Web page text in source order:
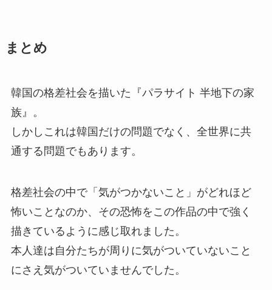
まとめ
韓国の格差社会を描いた『パラサイト 半地下の家
族』。
しかしこれは韓国だけの問題でなく、全世界に共
通する問題でもあります。
格差社会の中で「気がつかないこと」がどれほど
怖いことなのか、その恐怖をこの作品の中で強く
描きているように感じ取れました。
本人達は自分たちが周りに気がついていないこと
にさえ気がついていませんでした。